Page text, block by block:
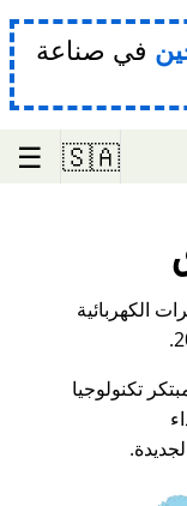
في صناعة
🇸🇦
☰
الكهربائية
تجريبية لمبتكر تكنولوجيا